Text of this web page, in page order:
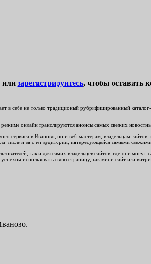
или зарегистрируйтесь, чтобы оставить
себе не только традиционый рубрифицированный
режиме онлайн транслируются анонсы самых свежих
сервиса в Иваново, но и веб-мастерам, владельцам
числе и за счёт аудитории, интересующейся самыми
так и для самих владельцев сайтов, где они
использовать свою страницу, как мини-сайт или